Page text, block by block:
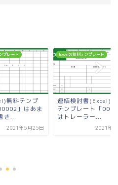
プレート
無料テンプ
」はあま
き...
2021年5月25日
Excelの無料テンプレート
連結検討書(Excel)
テンプレート「
はトレーラー...
2021年6